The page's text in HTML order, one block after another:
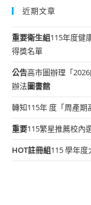
近期文章
重要衛生組115年度健
得獎名單
公告高市圖辦理「
辦法圖書館
轉知115年 度「周產期
重要115繁星推薦校內
HOT註冊組115 學年